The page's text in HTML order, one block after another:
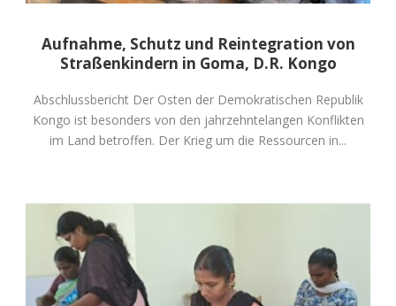
Aufnahme, Schutz und Reintegration von
Straßenkindern in Goma, D.R. Kongo
Abschlussbericht Der Osten der Demokratischen Republik
Kongo ist besonders von den jahrzehntelangen Konflikten
im Land betroffen. Der Krieg um die Ressourcen in...